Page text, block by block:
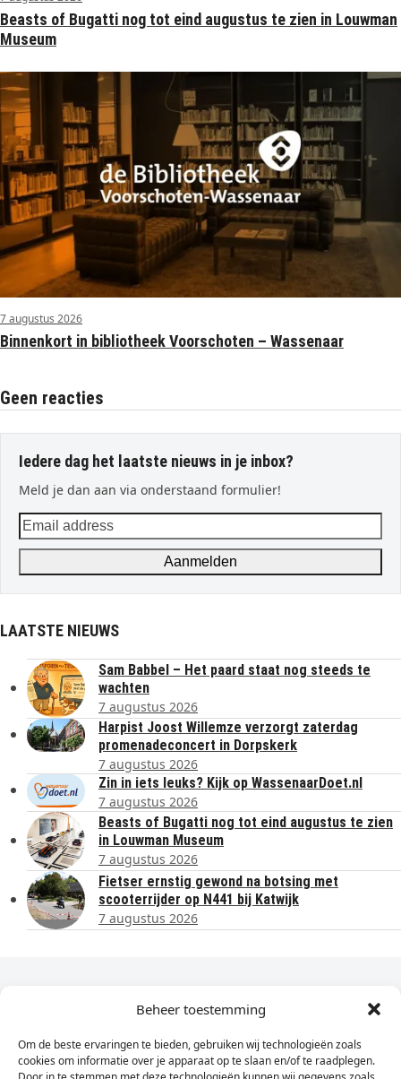
Beheer toestemming
Om de beste ervaringen te bieden, gebruiken wij technologieën zoals
cookies om informatie over je apparaat op te slaan en/of te raadplegen.
Beasts of Bugatti nog tot eind augustus te zien in Louwman
Museum
7 augustus 2026
Binnenkort in bibliotheek Voorschoten – Wassenaar
Geen reacties
Iedere dag het laatste nieuws in je inbox?
Meld je dan aan via onderstaand formulier!
Email
address
Aanmelden
LAATSTE NIEUWS
Sam Babbel – Het paard staat nog steeds te
wachten
7 augustus 2026
Harpist Joost Willemze verzorgt zaterdag
promenadeconcert in Dorpskerk
7 augustus 2026
Zin in iets leuks? Kijk op WassenaarDoet.nl
7 augustus 2026
Beasts of Bugatti nog tot eind augustus te zien
in Louwman Museum
7 augustus 2026
Fietser ernstig gewond na botsing met
scooterrijder op N441 bij Katwijk
7 augustus 2026
Dagelijks het laatste nieuws in je e-mail?
Vul
hier